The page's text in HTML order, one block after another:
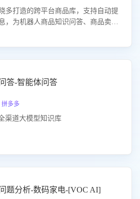
多打造的跨平台商品库，支持自动提
，为机器人商品知识问答、商品卖点
答-智能体问答
多多
渠道大模型知识库
题分析-数码家电-[VOC AI]